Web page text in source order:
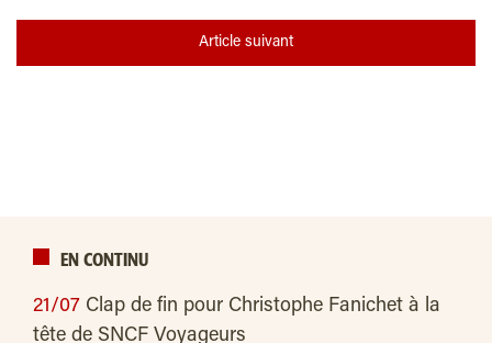
Article suivant
EN CONTINU
21/07 Clap de fin pour Christophe Fanichet à la
tête de SNCF Voyageurs